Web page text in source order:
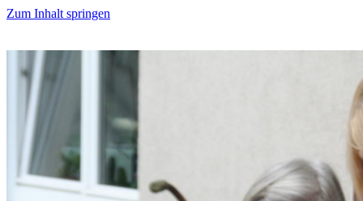
Zum Inhalt springen